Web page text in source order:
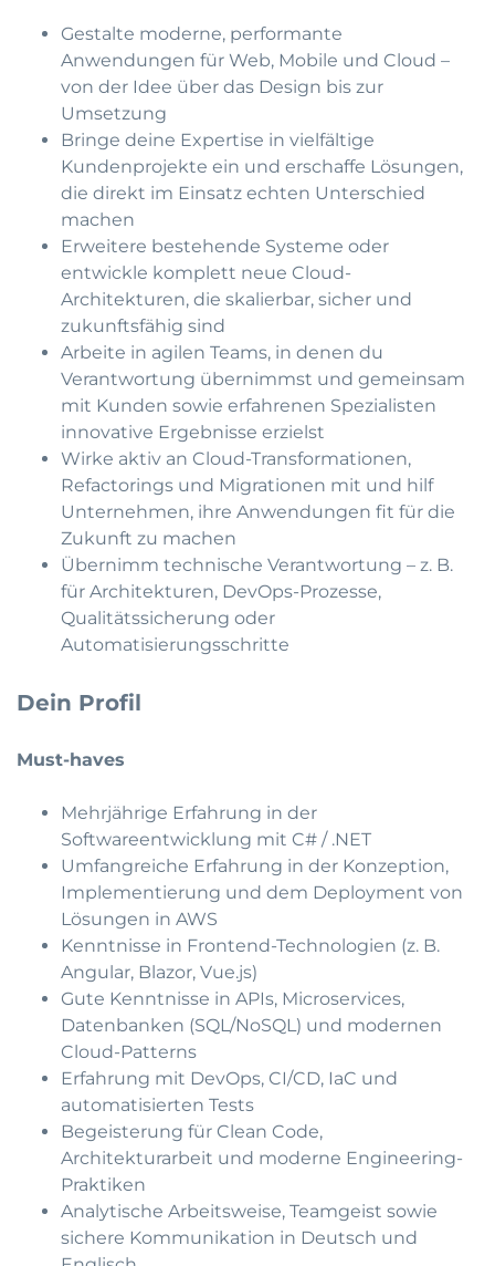
Gestalte moderne, performante
Anwendungen für Web, Mobile und Cloud –
von der Idee über das Design bis zur
Umsetzung
Bringe deine Expertise in vielfältige
Kundenprojekte ein und erschaffe Lösungen,
die direkt im Einsatz echten Unterschied
machen
Erweitere bestehende Systeme oder
entwickle komplett neue Cloud-
Architekturen, die skalierbar, sicher und
zukunftsfähig sind
Arbeite in agilen Teams, in denen du
Verantwortung übernimmst und gemeinsam
mit Kunden sowie erfahrenen Spezialisten
innovative Ergebnisse erzielst
Wirke aktiv an Cloud-Transformationen,
Refactorings und Migrationen mit und hilf
Unternehmen, ihre Anwendungen fit für die
Zukunft zu machen
Übernimm technische Verantwortung – z. B.
für Architekturen, DevOps-Prozesse,
Qualitätssicherung oder
Automatisierungsschritte
Dein Profil
Must-haves
Mehrjährige Erfahrung in der
Softwareentwicklung mit C# / .NET
Umfangreiche Erfahrung in der Konzeption,
Implementierung und dem Deployment von
Lösungen in AWS
Kenntnisse in Frontend-Technologien (z. B.
Angular, Blazor, Vue.js)
Gute Kenntnisse in APIs, Microservices,
Datenbanken (SQL/NoSQL) und modernen
Cloud-Patterns
Erfahrung mit DevOps, CI/CD, IaC und
automatisierten Tests
Begeisterung für Clean Code,
Architekturarbeit und moderne Engineering-
Praktiken
Analytische Arbeitsweise, Teamgeist sowie
sichere Kommunikation in Deutsch und